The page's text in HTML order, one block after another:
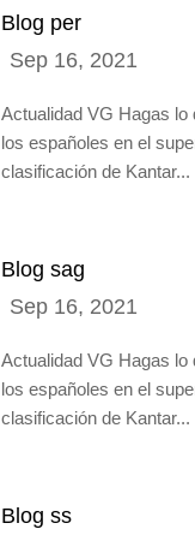
Blog per
Actualidad VG Hagas
los españoles en el
clasificación de
Blog sag
Actualidad VG Hagas
los españoles en el
clasificación de
Blog ss